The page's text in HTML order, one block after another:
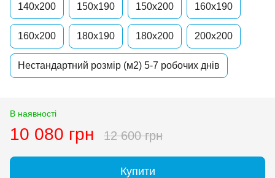
140x200 150x190 150x200 160x190
160x200 180x190 180x200 200x200
Нестандартний розмір (м2) 5-7 робочих днів
В наявності
10 080 грн 12 600 грн
Купити